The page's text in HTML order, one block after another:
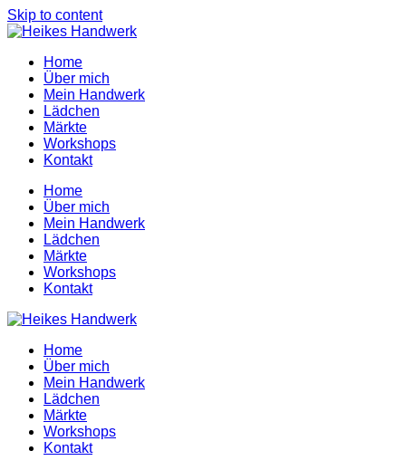
Skip to content
Home
Über mich
Mein Handwerk
Lädchen
Märkte
Workshops
Kontakt
Home
Über mich
Mein Handwerk
Lädchen
Märkte
Workshops
Kontakt
Home
Über mich
Mein Handwerk
Lädchen
Märkte
Workshops
Kontakt